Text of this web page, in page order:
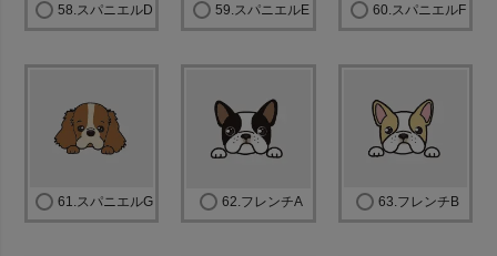
58.スパニエルD 59.スパニエルE 60.スパニエルF
61.スパニエルG 62.フレンチA 63.フレンチB